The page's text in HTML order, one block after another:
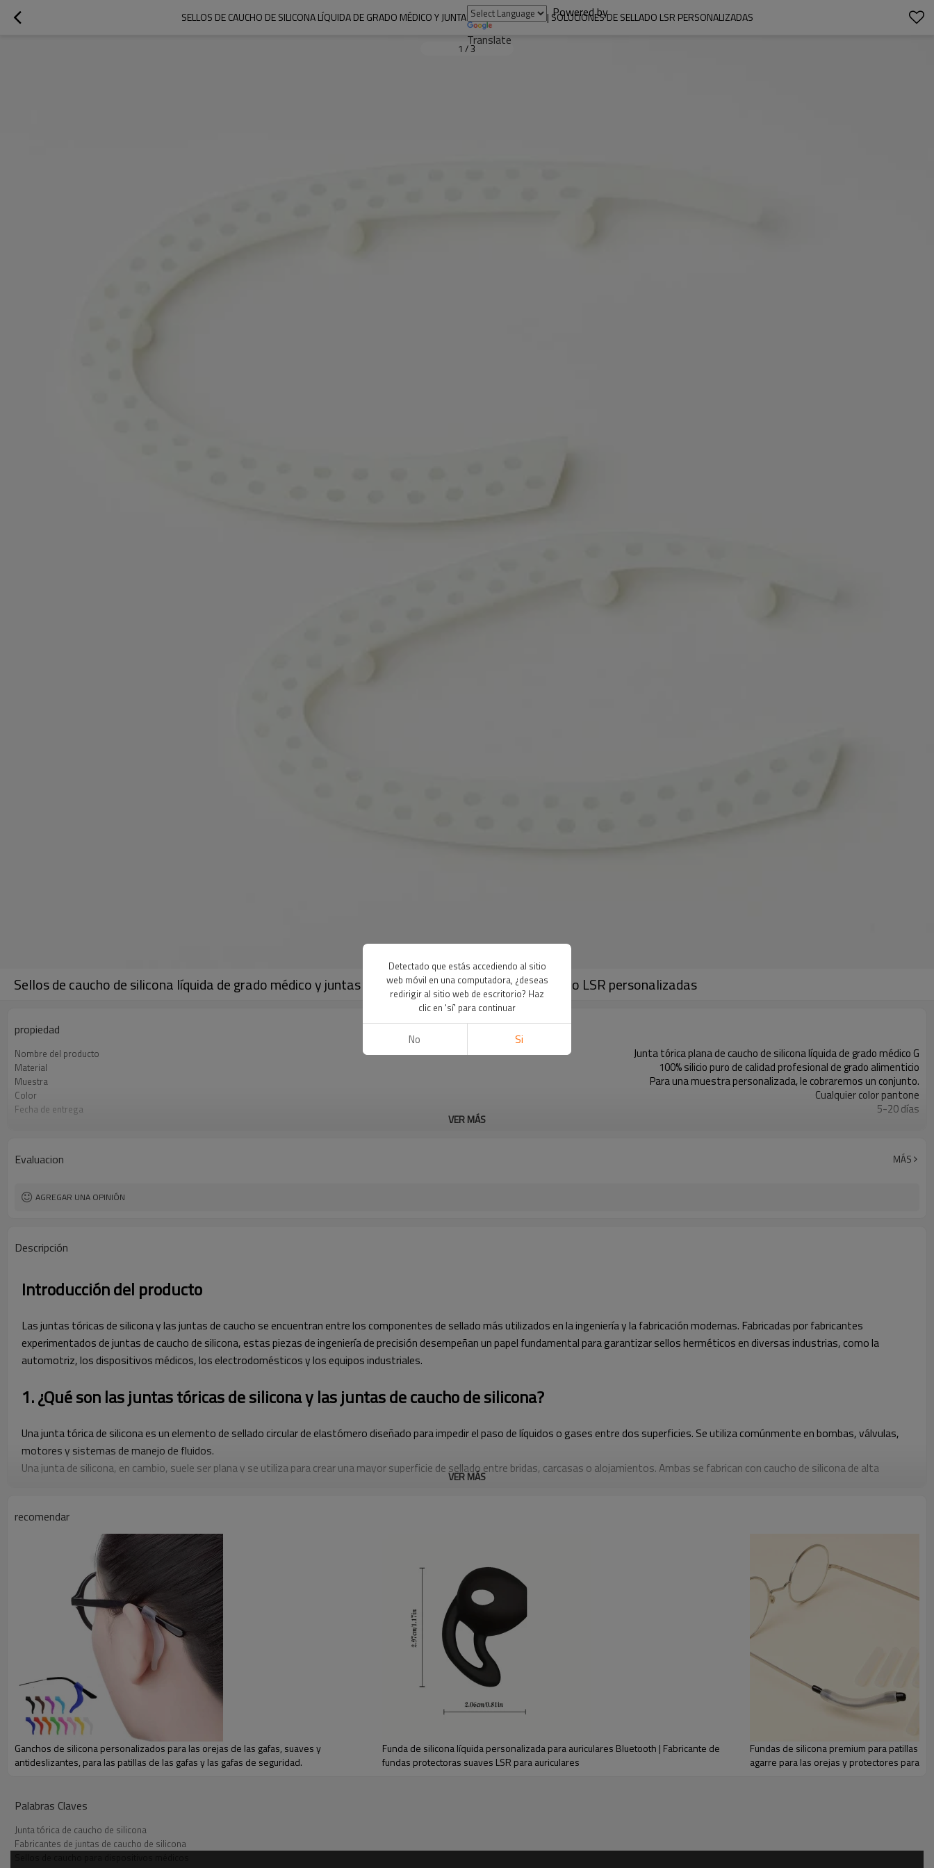
Powered by
Translate
SELLOS DE CAUCHO DE SILICONA LÍQUIDA DE GRADO MÉDICO Y JUNTAS TÓRICAS PLANAS | SOLUCIONES DE SELLADO LSR PERSONALIZADAS
1 /3
Sellos de caucho de silicona líquida de grado médico y juntas tóricas planas | Soluciones de sellado LSR personalizadas
propiedad
Nombre del producto Junta tórica plana de caucho de silicona líquida de grado médico G
Material 100% silicio puro de calidad profesional de grado alimenticio
Muestra Para una muestra personalizada, le cobraremos un conjunto.
Color Cualquier color pantone
Fecha de entrega 5-20 días
VER MÁS
Evaluacion MÁS
AGREGAR UNA OPINIÓN
Descripción
Introducción del producto
Las juntas tóricas de silicona y las juntas de caucho se encuentran entre los componentes de sellado más utilizados en la ingeniería y la fabricación modernas. Fabricadas por fabricantes
experimentados de juntas de caucho de silicona, estas piezas de ingeniería de precisión desempeñan un papel fundamental para garantizar sellos herméticos en diversas industrias, como la
automotriz, los dispositivos médicos, los electrodomésticos y los equipos industriales.
1. ¿Qué son las juntas tóricas de silicona y las juntas de caucho de silicona?
Una junta tórica de silicona es un elemento de sellado circular de elastómero diseñado para impedir el paso de líquidos o gases entre dos superficies. Se utiliza comúnmente en bombas, válvulas,
motores y sistemas de manejo de fluidos.
Una junta de silicona, en cambio, suele ser plana y se utiliza para crear una mayor superficie de sellado entre bridas, carcasas o alojamientos. Ambas se fabrican con caucho de silicona de alta
calidad, lo que ofrece excelente resiliencia, flexibilidad y biocompatibilidad. Según las necesidades del cliente, las opciones incluyen silicona de grado médico, de grado alimenticio y resistente a altas
VER MÁS
recomendar
Ganchos de silicona personalizados para las orejas de las gafas, suaves y
antideslizantes, para las patillas de las gafas y las gafas de seguridad.
Funda de silicona líquida personalizada para auriculares Bluetooth | Fabricante de
fundas protectoras suaves LSR para auriculares
Fundas de silicona premium para patillas
agarre para las orejas y protectores para
Palabras Claves
Junta tórica de caucho de silicona
Fabricantes de juntas de caucho de silicona
Detectado que estás accediendo al sitio
web móvil en una computadora, ¿deseas
redirigir al sitio web de escritorio? Haz
clic en 'sí' para continuar
No Si